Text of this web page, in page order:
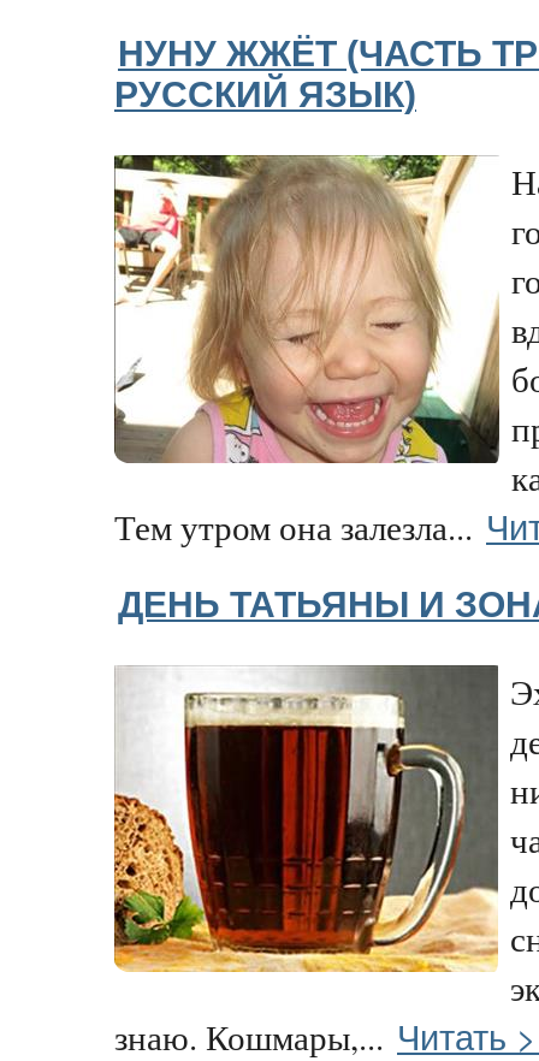
НУНУ ЖЖЁТ (ЧАСТЬ
РУССКИЙ ЯЗЫК)
Тем утром она залезла...
ДЕНЬ ТАТЬЯНЫ И
знаю. Кошмары,... Читать